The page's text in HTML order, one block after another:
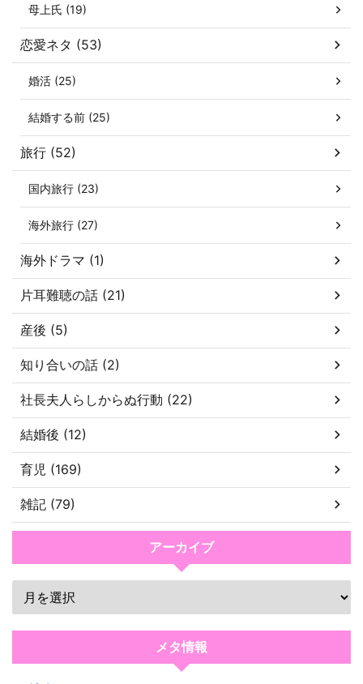
母上氏 (19)
恋愛ネタ (53)
婚活 (25)
結婚する前 (25)
旅行 (52)
国内旅行 (23)
海外旅行 (27)
海外ドラマ (1)
片耳難聴の話 (21)
産後 (5)
知り合いの話 (2)
社長夫人らしからぬ行動 (22)
結婚後 (12)
育児 (169)
雑記 (79)
アーカイブ
メタ情報